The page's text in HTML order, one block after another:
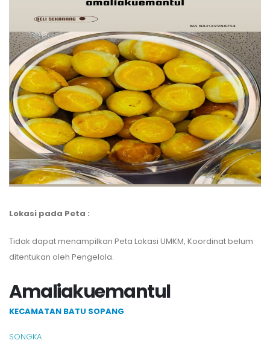
Amaliakuemantul
KECAMATAN BATU SOPANG
SONGKA
Lokasi pada Peta :
Tidak dapat menampilkan Peta Lokasi UMKM, Koordinat belum
ditentukan oleh Pengelola.